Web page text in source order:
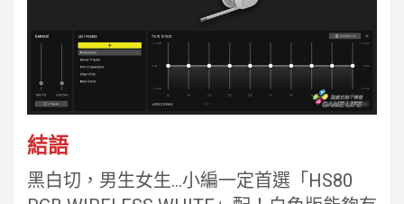
結語
黑白切，男生女生…小編一定首選「HS80